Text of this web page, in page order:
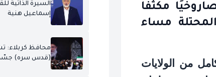
مكثفًا
مساء
من الولايات
السيرة الذاتية
إسماعيل هنية
محافظ كربلاء:
(قدس سره) جسّد